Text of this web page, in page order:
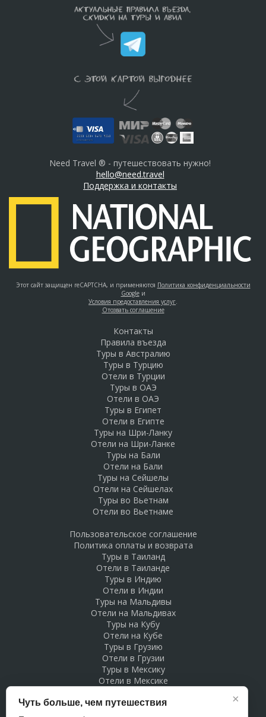
Need Travel ® - путешествовать нужно!
hello@need.travel
Поддержка и контакты
Этот сайт защищен reCAPTCHA, и применяются Политика конфиденциальности
Googleи
Условия предоставления услуг.
Отозвать соглашение
Контакты
Правила въезда
Туры в Австралию
Туры в Турцию
Отели в Турции
Туры в ОАЭ
Отели в ОАЭ
Туры в Египет
Отели в Египте
Туры на Шри-Ланку
Отели на Шри-Ланке
Туры на Бали
Отели на Бали
Туры на Сейшелы
Отели на Сейшелах
Туры во Вьетнам
Отели во Вьетнаме
Пользовательское соглашение
Политика оплаты и возврата
Туры в Таиланд
Отели в Таиланде
Туры в Индию
Отели в Индии
Туры на Мальдивы
Отели на Мальдивах
Туры на Кубу
Отели на Кубе
Туры в Грузию
Отели в Грузии
Туры в Мексику
Отели в Мексике
Отели в Доминикане
×
Чуть больше, чем путешествия